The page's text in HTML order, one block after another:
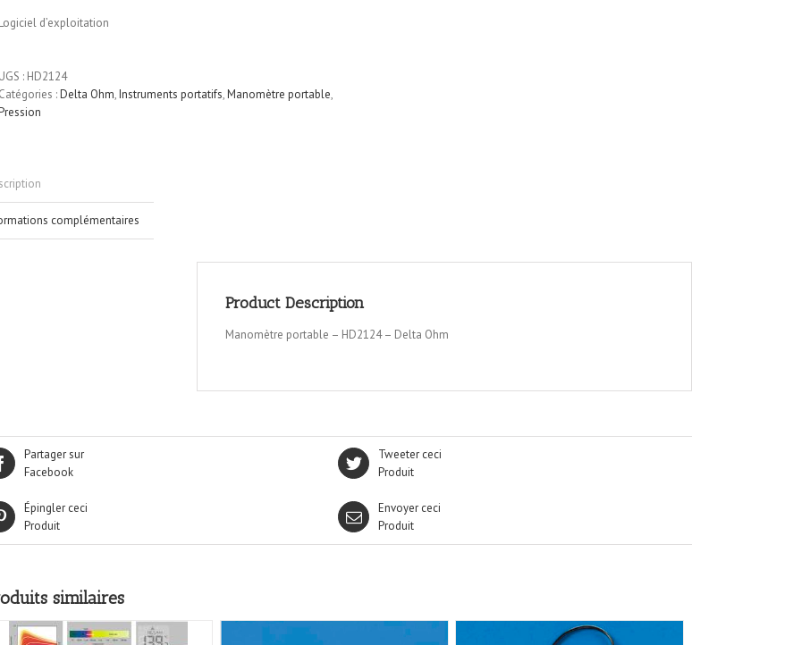
d’exploitation
: HD2124
:Delta Ohm,Instruments portatifs,Manomètre portable,
complémentaires
Product Description
Manomètre portable – HD2124 – Delta Ohm
Partager sur
Facebook
Tweeter ceci
Produit
Épingler ceci
Produit
Envoyer ceci
Produit
similaires